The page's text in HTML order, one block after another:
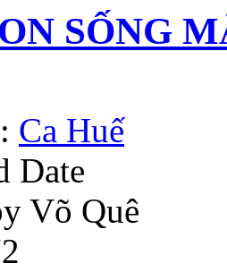
SỐNG
Ca Huế
Date
Võ Quê